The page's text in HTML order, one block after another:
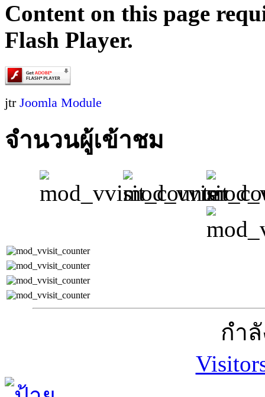
Content on this page
Flash Player.
jtr Joomla Module
จำนวนผู้เข้าชม
กำ